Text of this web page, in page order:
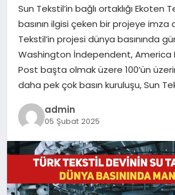
YAŞAM
Sun Tekstil’in bağlı ortaklığı Ekoten
basının ilgisi çeken bir projeye imza
Tekstil’in projesi dünya basınında
Washington İndependent, America
Post başta olmak üzere 100’ün
daha pek çok basın kuruluşu, Sun
admin
05 Şubat 2025